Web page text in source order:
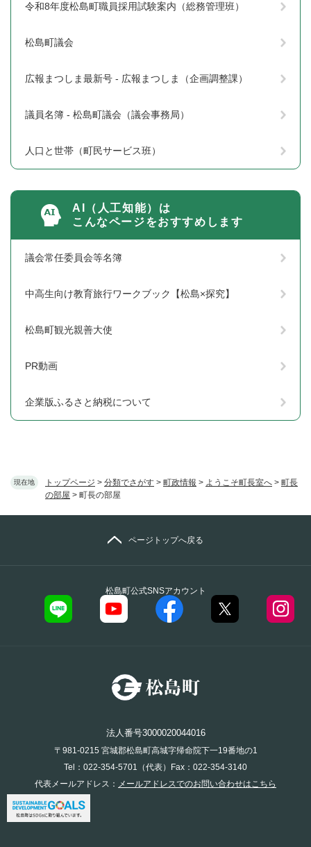
現在地 トップページ > 分類でさがす > 町政情報 > ようこそ町長室へ > 町長
の部屋 > 町長の部屋
令和8年度松島町職員採用試験案内（総務管理班）
松島町議会
広報まつしま最新号 - 広報まつしま（企画調整課）
議員名簿 - 松島町議会（議会事務局）
人口と世帯（町民サービス班）
AI（人工知能）は
こんなページをおすすめします
議会常任委員会等名簿
中高生向け教育旅行ワークブック【松島×探究】
松島町観光親善大使
PR動画
企業版ふるさと納税について
松島町公式SNSアカウント
ページトップへ戻る
法人番号3000020044016
〒981-0215 宮城郡松島町高城字帰命院下一19番地の1
Tel：022-354-5701（代表）Fax：022-354-3140
代表メールアドレス： メールアドレスでのお問い合わせはこちら